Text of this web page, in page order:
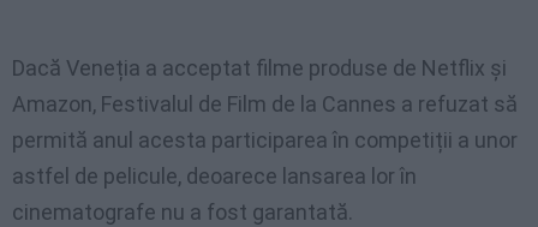
Dacă Veneția a acceptat filme produse de Netflix și
Amazon, Festivalul de Film de la Cannes a refuzat să
permită anul acesta participarea în competiții a unor
astfel de pelicule, deoarece lansarea lor în
cinematografe nu a fost garantată.